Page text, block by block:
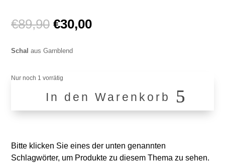
€89,90 Ursprünglicher
Preis
war:
€30,00Aktueller
Schal aus Garnblend
Nur noch 1 vorrätig
In den Warenkorb
Bitte klicken Sie eines der unten genannten
Schlagwörter, um Produkte zu diesem Thema zu sehen.